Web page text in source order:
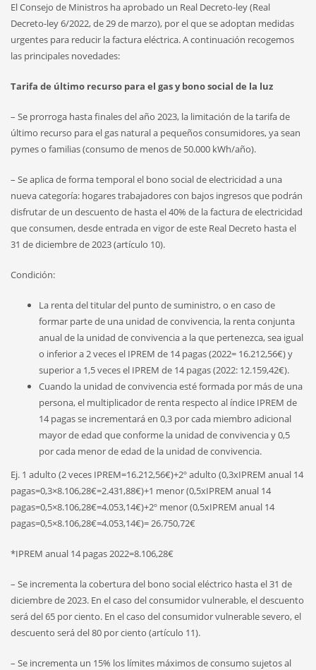
El Consejo de Ministros ha aprobado un Real Decreto-ley (Real
Decreto-ley 6/2022, de 29 de marzo), por el que se adoptan medidas
urgentes para reducir la factura eléctrica. A continuación recogemos
las principales novedades:
Tarifa de último recurso para el gas y bono social de la luz
– Se prorroga hasta finales del año 2023, la limitación de la tarifa de
último recurso para el gas natural a pequeños consumidores, ya sean
pymes o familias (consumo de menos de 50.000 kWh/año).
– Se aplica de forma temporal el bono social de electricidad a una
nueva categoría: hogares trabajadores con bajos ingresos que podrán
disfrutar de un descuento de hasta el 40% de la factura de electricidad
que consumen, desde entrada en vigor de este Real Decreto hasta el
31 de diciembre de 2023 (artículo 10).
Condición:
La renta del titular del punto de suministro, o en caso de
formar parte de una unidad de convivencia, la renta conjunta
anual de la unidad de convivencia a la que pertenezca, sea igual
o inferior a 2 veces el IPREM de 14 pagas (2022= 16.212,56€) y
superior a 1,5 veces el IPREM de 14 pagas (2022: 12.159,42€).
Cuando la unidad de convivencia esté formada por más de una
persona, el multiplicador de renta respecto al índice IPREM de
14 pagas se incrementará en 0,3 por cada miembro adicional
mayor de edad que conforme la unidad de convivencia y 0,5
por cada menor de edad de la unidad de convivencia.
Ej. 1 adulto (2 veces IPREM=16.212,56€)+2º adulto (0,3xIPREM anual 14
pagas=0,3×8.106,28€=2.431,88€)+1 menor (0,5xIPREM anual 14
pagas=0,5×8.106,28€=4.053,14€)+2º menor (0,5xIPREM anual 14
pagas=0,5×8.106,28€=4.053,14€)= 26.750,72€
*IPREM anual 14 pagas 2022=8.106,28€
– Se incrementa la cobertura del bono social eléctrico hasta el 31 de
diciembre de 2023. En el caso del consumidor vulnerable, el descuento
será del 65 por ciento. En el caso del consumidor vulnerable severo, el
descuento será del 80 por ciento (artículo 11).
– Se incrementa un 15% los límites máximos de consumo sujetos al